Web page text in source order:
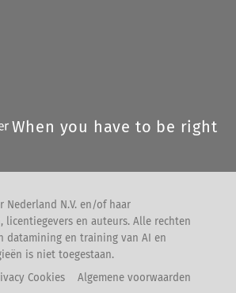
When you have to be right
Nederland N.V. en/of haar
licentiegevers en auteurs. Alle rechten
datamining en training van AI en
is niet toegestaan.
Cookies Algemene voorwaarden